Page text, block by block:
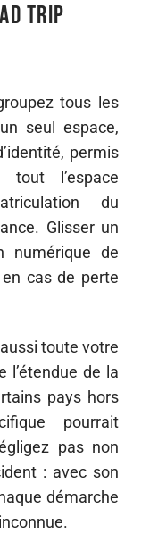
trip
tous les
seul espace,
permis
l’espace
du
Glisser un
numérique de
en cas de perte
toute votre
l’étendue de la
pays hors
pourrait
pas non
: avec son
démarche